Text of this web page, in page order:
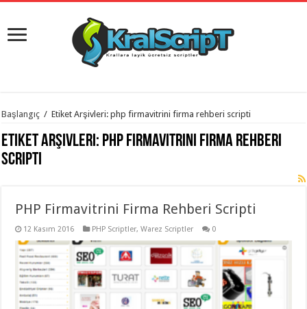
istanbul
evden
eve
taşımacılık
gaziantep
taşımacılık
evden
taşımacılık,
gaziantep
evden
taşımacılık,
evden
Başlangıç / Etiket Arşivleri: php firmavitrini firma rehberi scripti
Etiket Arşivleri: php firmavitrini firma rehberi
scripti
PHP Firmavitrini Firma Rehberi Scripti
12 Kasım 2016 PHP Scriptler,Warez Scriptler 0